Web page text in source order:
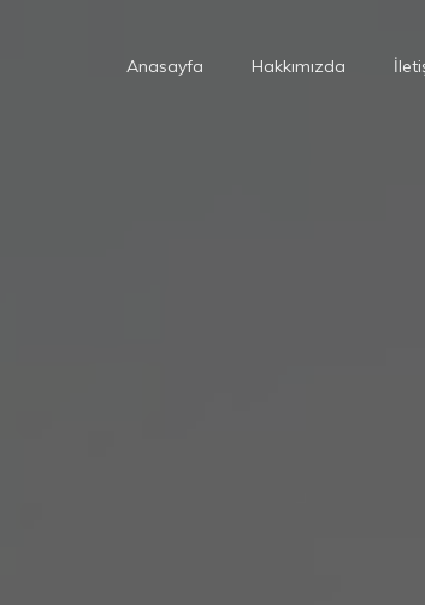
Anasayfa Hakkımızda